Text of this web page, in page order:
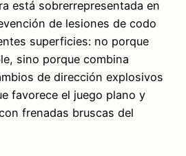
está sobrerrepresentada en
de lesiones de codo
superficies: no porque
sino porque combina
de dirección explosivos
favorece el juego plano y
frenadas bruscas del